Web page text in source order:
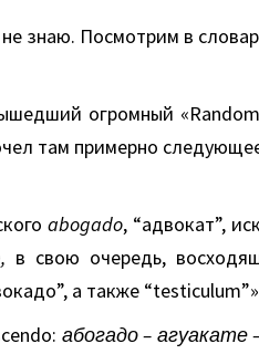
знаю. Посмотрим в
огромный
там примерно
abogado, “адвокат”,
в свою очередь,
а также
абогадо – агуакате